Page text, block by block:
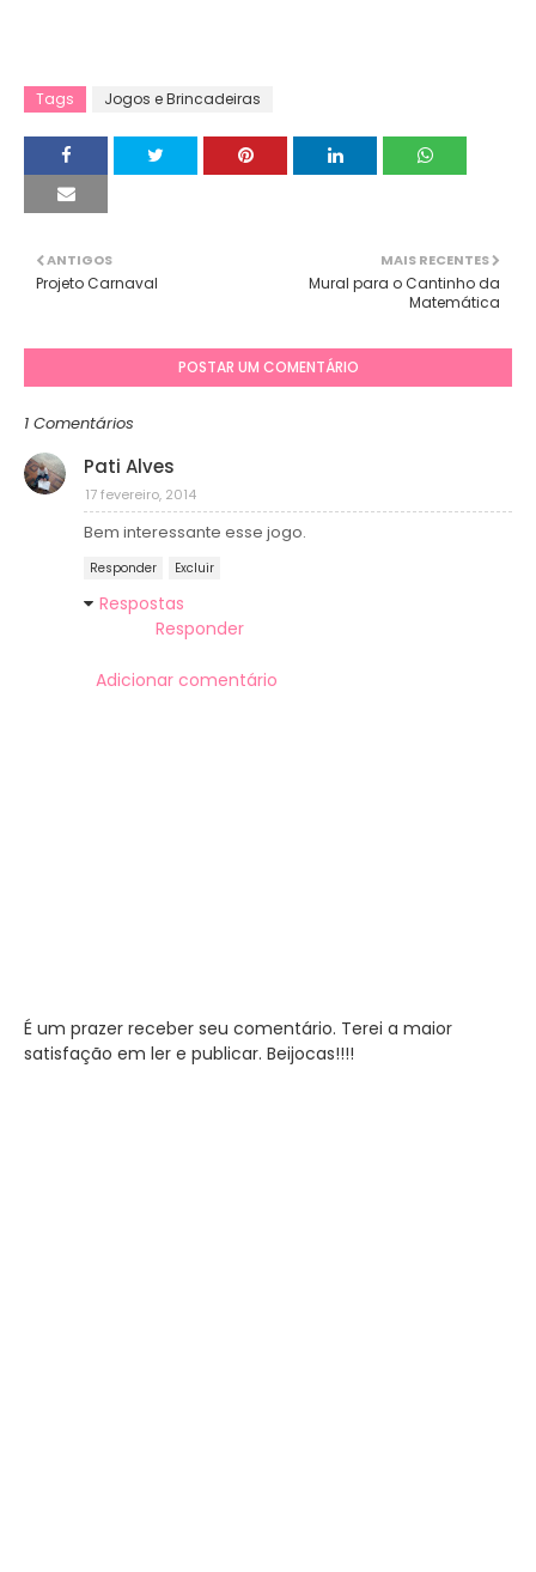
Tags Jogos e Brincadeiras
MAIS RECENTES
Mural para o Cantinho da
Matemática
ANTIGOS
Projeto Carnaval
POSTAR UM COMENTÁRIO
1 Comentários
Pati Alves
17 fevereiro, 2014
Bem interessante esse jogo.
Responder Excluir
Respostas
Responder
Adicionar comentário
É um prazer receber seu comentário. Terei a maior
satisfação em ler e publicar. Beijocas!!!!